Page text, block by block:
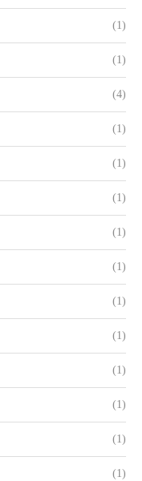
(1)
(1)
(4)
(1)
(1)
(1)
(1)
(1)
(1)
(1)
(1)
(1)
(1)
(1)